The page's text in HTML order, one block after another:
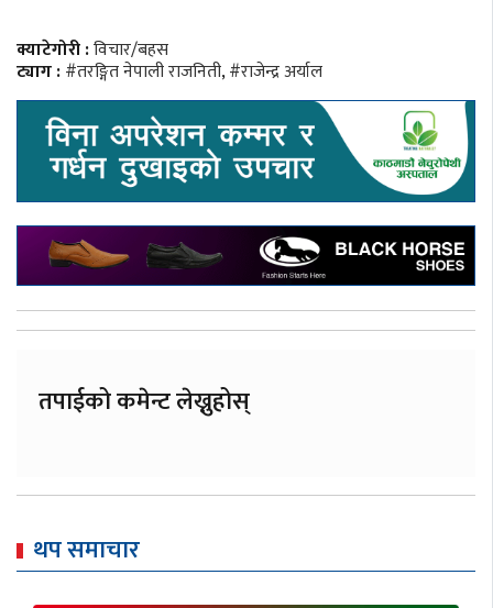
क्याटेगोरी :विचार/बहस
ट्याग :#तरङ्गित नेपाली राजनिती,#राजेन्द्र अर्याल
तपाईको कमेन्ट लेख्नुहोस्
थप समाचार